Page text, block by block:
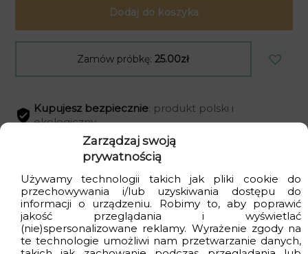
Zarządzaj swoją
prywatnością
Używamy technologii takich jak pliki cookie do
przechowywania i/lub uzyskiwania dostępu do
informacji o urządzeniu. Robimy to, aby poprawić
jakość przeglądania i wyświetlać
(nie)spersonalizowane reklamy. Wyrażenie zgody na
te technologie umożliwi nam przetwarzanie danych,
Dodaj do koszyka
Zamów próbkę:25.00zł
Kupujesz bezpiecznie: produkt polski i
ekologiczny
gratisprzy zakupach za min. 399zł
Czas realizacjiod 2 do 4 dniroboczych
Wizualizacje